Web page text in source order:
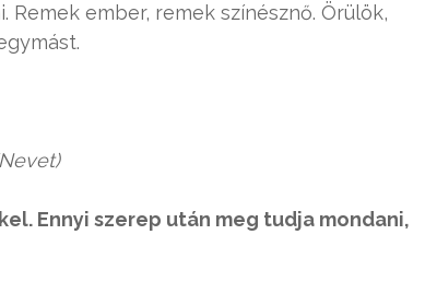
ember, remek színésznő. Örülök,
Ennyi szerep után meg tudja mondani,